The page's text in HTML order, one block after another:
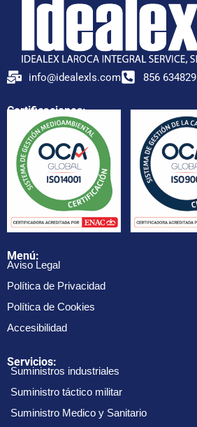
info@idealexls.com 856 634829
Certificaciones:
Menú:
Aviso Legal
Política de Privacidad
Política de Cookies
Accesibilidad
Servicios:
Suministros industriales
Suministro táctico militar
Suministro Medico y Sanitario